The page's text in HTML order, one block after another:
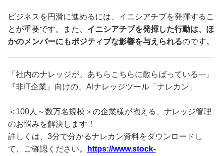
ビジネスを円滑に進めるには、イニシアチブを発揮するこ
とが重要です。また、 イニシアチブを発揮した行動は、ほ
かのメンバーにもポジティブな影響を与えられるのです。
「社内のナレッジが、あちらこちらに散らばっている---」
『非IT企業』向けの、AIナレッジツール「ナレカン」
＜100人～数万名規模＞の企業様が抱える、ナレッジ管理
のお悩みを解決します！
詳しくは、3分で分かるナレカン資料をダウンロードし
て、ご確認ください。
https://www.stock-